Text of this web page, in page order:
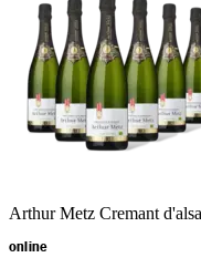
Arthur Metz Cremant
online